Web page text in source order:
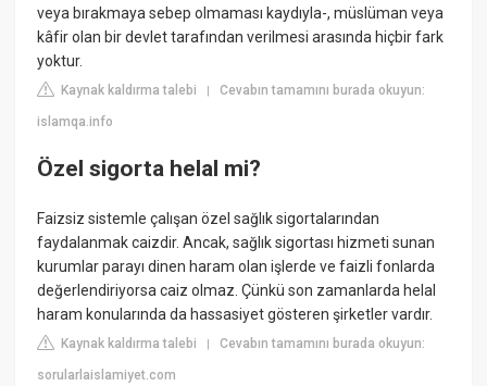
veya bırakmaya sebep olmaması kaydıyla-, müslüman veya
kâfir olan bir devlet tarafından verilmesi arasında hiçbir fark
yoktur.
Kaynak kaldırma talebi |Cevabın tamamını burada okuyun:
islamqa.info
Özel sigorta helal mi?
Faizsiz sistemle çalışan özel sağlık sigortalarından
faydalanmak caizdir. Ancak, sağlık sigortası hizmeti sunan
kurumlar parayı dinen haram olan işlerde ve faizli fonlarda
değerlendiriyorsa caiz olmaz. Çünkü son zamanlarda helal
haram konularında da hassasiyet gösteren şirketler vardır.
Kaynak kaldırma talebi |Cevabın tamamını burada okuyun:
sorularlaislamiyet.com